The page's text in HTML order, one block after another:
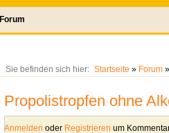
Forum
Sie befinden sich hier: Startseite » Forum»
Propolistropfen ohne
Anmelden oder Registrieren um